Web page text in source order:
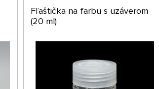
Fľaštička na farbu s uzáverom
(20 ml)